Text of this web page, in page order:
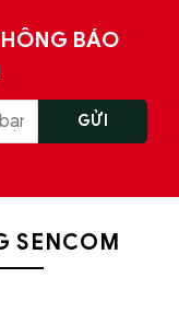
BÁO
SENCOM